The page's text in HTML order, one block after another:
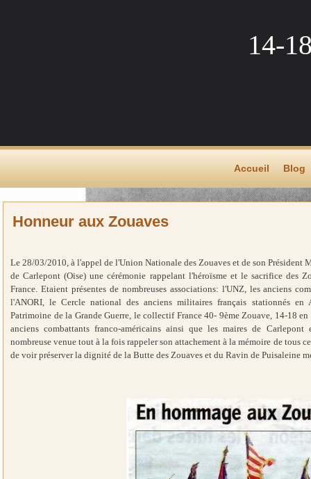
14-
Accueil Blog
Honneur aux Zouaves
Le 28/03/2010, à l'appel de l'Union Nationale des Zouaves et de son Président
de Carlepont (Oise) une cérémonie rappelant l'héroïsme et le sacrifice des
France. Etaient présentes de nombreuses associations: l'UNZ, les anciens
l'ANORI, le Cercle national des anciens militaires français stationnés en
Patrimoine de la Grande Guerre, le collectif France 40- 9ème Zouave, 14-18
anciens combattants franco-américains ainsi que les maires de
nombreuse venue tout à la fois rappeler son attachement à la mémoire de tous
de voir préserver la dignité de la Butte des Zouaves et du Ravin de Puisaleine